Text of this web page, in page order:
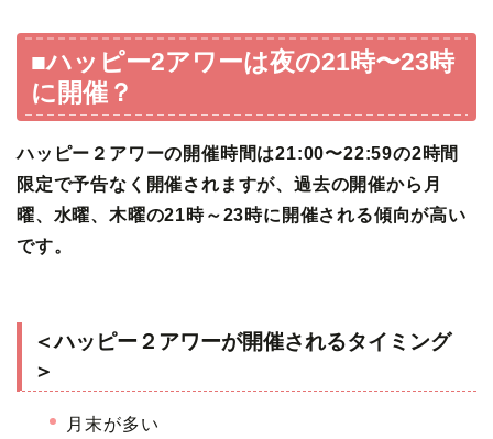
■ハッピー2アワーは夜の21時〜23時
に開催？
ハッピー２アワーの開催時間は21:00〜22:59の2時間
限定で予告なく開催されますが、過去の開催から月
曜、水曜、木曜の21時～23時に開催される傾向が高い
です。
＜ハッピー２アワーが開催されるタイミング
＞
月末が多い